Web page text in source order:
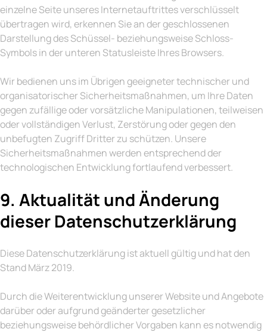
einzelne Seite unseres Internetauftrittes verschlüsselt
übertragen wird, erkennen Sie an der geschlossenen
Darstellung des Schüssel- beziehungsweise Schloss-
Symbols in der unteren Statusleiste Ihres Browsers.
Wir bedienen uns im Übrigen geeigneter technischer und
organisatorischer Sicherheitsmaßnahmen, um Ihre Daten
gegen zufällige oder vorsätzliche Manipulationen, teilweisen
oder vollständigen Verlust, Zerstörung oder gegen den
unbefugten Zugriff Dritter zu schützen. Unsere
Sicherheitsmaßnahmen werden entsprechend der
technologischen Entwicklung fortlaufend verbessert.
9. Aktualität und Änderung
dieser Datenschutzerklärung
Diese Datenschutzerklärung ist aktuell gültig und hat den
Stand März 2019.
Durch die Weiterentwicklung unserer Website und Angebote
darüber oder aufgrund geänderter gesetzlicher
beziehungsweise behördlicher Vorgaben kann es notwendig